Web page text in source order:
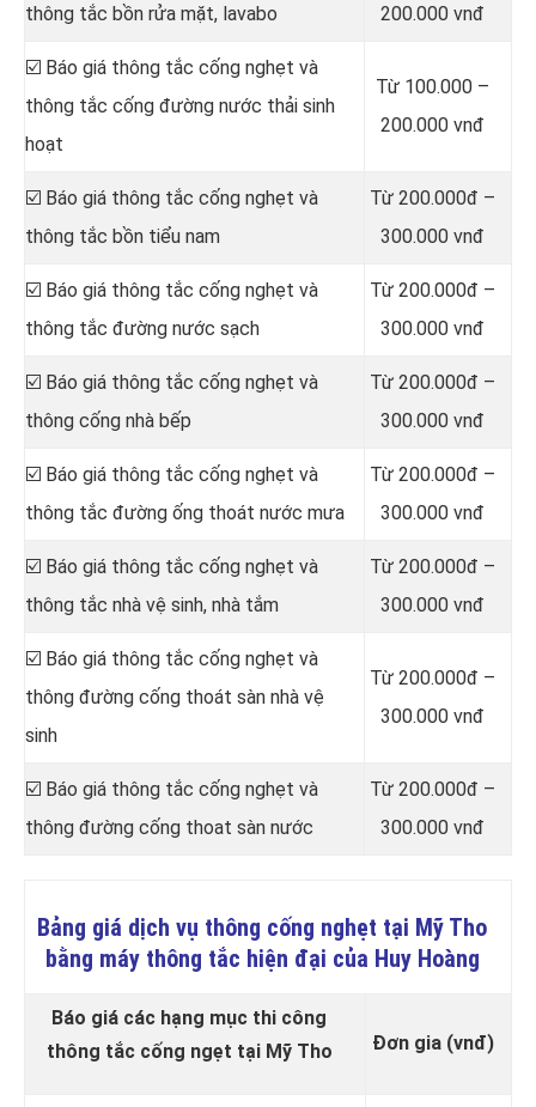
thông tắc bồn rửa mặt, lavabo
200.000 vnđ
‎☑️ Báo giá thông tắc cống nghẹt và
thông tắc cống đường nước thải sinh
hoạt
Từ 100.000 –
200.000 vnđ
☑️ Báo giá thông tắc cống nghẹt và
thông tắc bồn tiểu nam
Từ 200.000đ –
300.000 vnđ
☑️ Báo giá thông tắc cống nghẹt và
thông tắc đường nước sạch
Từ 200.000đ –
300.000 vnđ
☑️ Báo giá thông tắc cống nghẹt và
thông cống nhà bếp
Từ 200.000đ –
300.000 vnđ
☑️ Báo giá thông tắc cống nghẹt và
thông tắc đường ống thoát nước mưa
Từ 200.000đ –
300.000 vnđ
☑️ Báo giá thông tắc cống nghẹt và
thông tắc nhà vệ sinh, nhà tắm
Từ 200.000đ –
300.000 vnđ
☑️ Báo giá thông tắc cống nghẹt và
thông đường cống thoát sàn nhà vệ
sinh
Từ 200.000đ –
300.000 vnđ
☑️ Báo giá thông tắc cống nghẹt và
thông đường cống thoat sàn nước
Từ 200.000đ –
300.000 vnđ
Bảng giá dịch vụ thông cống nghẹt tại Mỹ Tho
bằng máy thông tắc hiện đại của Huy Hoàng
Báo giá các hạng mục thi công
thông tắc cống ngẹt tại Mỹ Tho
Đơn gia (vnđ)